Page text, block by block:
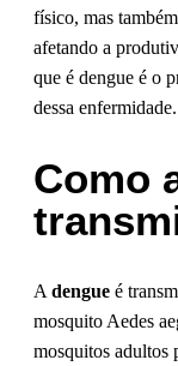
físico, mas
afetando a
que é dengue é o
dessa enfermidade.
Como
A dengue é
mosquito Aedes
mosquitos adultos